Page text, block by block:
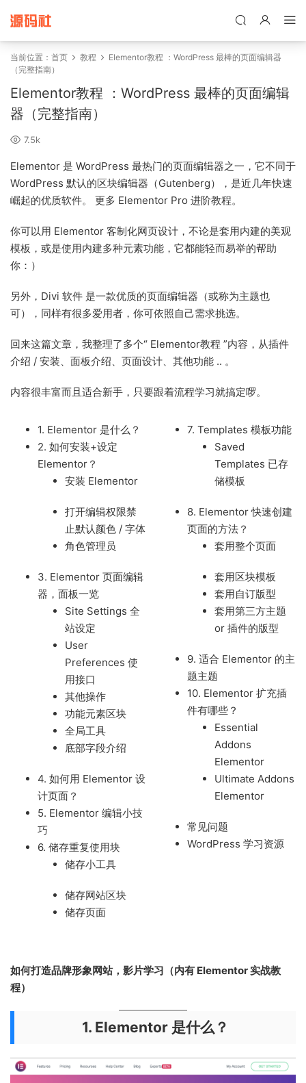
当前位置： 首页 教程
Elementor教程 ：WordPress 最棒的页面编辑器
（完整指南）
Elementor教程 ：WordPress 最棒的页面编辑
器（完整指南）
7.5k
Elementor 是 WordPress 最热门的页面编辑器之一，它不同于
WordPress 默认的区块编辑器（Gutenberg），是近几年快速
崛起的优质软件。 更多 Elementor Pro 进阶教程。
你可以用 Elementor 客制化网页设计，不论是套用内建的美观
模板，或是使用内建多种元素功能，它都能轻而易举的帮助
你：）
另外，Divi 软件 是一款优质的页面编辑器（或称为主题也
可），同样有很多爱用者，你可依照自己需求挑选。
回来这篇文章，我整理了多个“ Elementor教程 ”内容，从插件
介绍 / 安装、面板介绍、页面设计、其他功能 .. 。
内容很丰富而且适合新手，只要跟着流程学习就搞定啰。
1. Elementor 是什么？
2. 如何安装+设定
Elementor？
安装 Elementor
打开编辑权限禁
止默认颜色 / 字体
角色管理员
3. Elementor 页面编辑
器，面板一览
Site Settings 全
站设定
User
Preferences 使
用接口
其他操作
功能元素区块
全局工具
底部字段介绍
4. 如何用 Elementor 设
计页面？
5. Elementor 编辑小技
巧
6. 储存重复使用块
储存小工具
储存网站区块
储存页面
7. Templates 模板功能
Saved
Templates 已存
储模板
8. Elementor 快速创建
页面的方法？
套用整个页面
套用区块模板
套用自订版型
套用第三方主题
or 插件的版型
9. 适合 Elementor 的主
题主题
10. Elementor 扩充插
件有哪些？
Essential
Addons
Elementor
Ultimate Addons
Elementor
常见问题
WordPress 学习资源
如何打造品牌形象网站，影片学习（内有 Elementor 实战教
程）
1. Elementor 是什么？